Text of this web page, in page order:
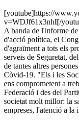
[youtube]https://
v=WDJf61x3nhI[/
A banda de l'informe
d'acció política, el
d'agraïment a tots els
serveis de Seguretat,
de tantes altres
Còvid-19. "Els i les
ens comprometent a
Federació i des del
societat molt millor: la
empreses, l'atenció a la